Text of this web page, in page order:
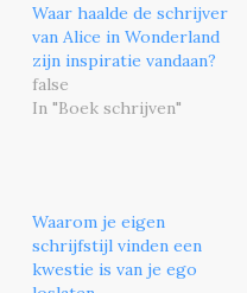
Waar haalde de schrijver
van Alice in Wonderland
zijn inspiratie vandaan?
false
In "Boek schrijven"
Waarom je eigen
schrijfstijl vinden een
kwestie is van je ego